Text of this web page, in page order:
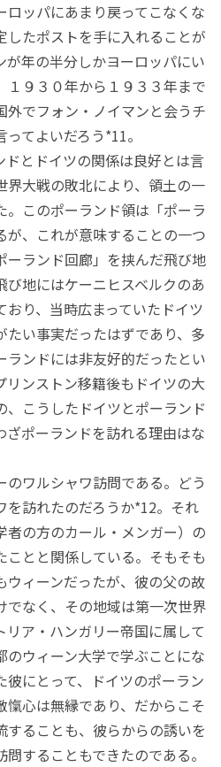
ロッパにあまり戻ってこなくな
したポストを手に入れることが
が年の半分しかヨーロッパにい
１９３０年から１９３３年まで
外でフォン・ノイマンと会うチ
てよいだろう*11。
とドイツの関係は良好とは言
界大戦の敗北により、領土の一
このポーランド領は「ポーラ
が、これが意味することの一つ
ーランド回廊」を挟んだ飛び地
び地にはケーニヒスベルクのあ
り、当時広まっていたドイツ
たい事実だったはずであり、多
ランドには非友好的だったとい
リンストン移籍後もドイツの大
こうしたドイツとポーランド
ざポーランドを訪れる理由はな
ワルシャワ訪問である。どう
を訪れたのだろうか*12。それ
者の方のカール・メンガー）の
ことと関係している。そもそも
ウィーンだったが、彼の父の故
でなく、その地域は第一次世界
ア・ハンガリー帝国に属して
のウィーン大学で学ぶことにな
彼にとって、ドイツのポーラン
愾心は無縁であり、だからこそ
することも、彼らからの誘いを
することもできたのである。